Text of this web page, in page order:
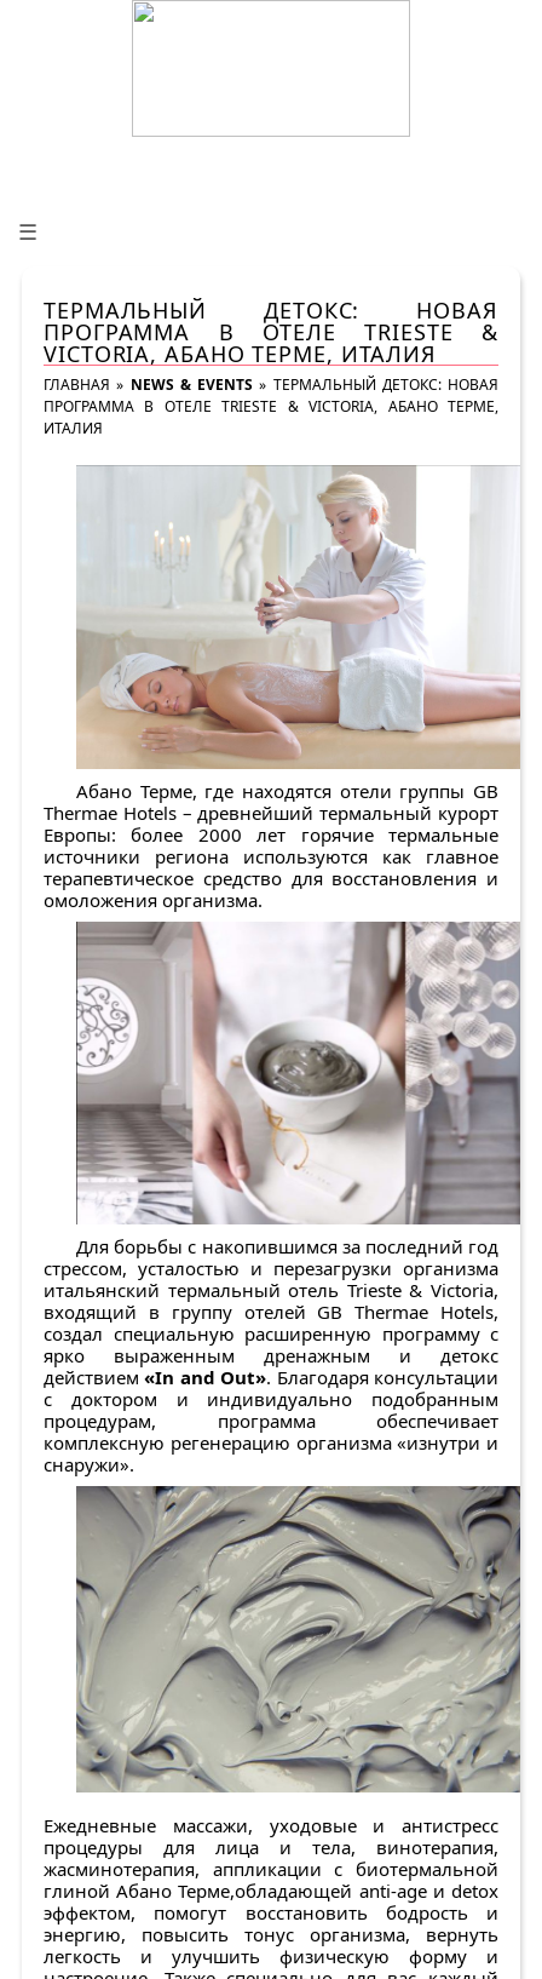
☰
ТЕРМАЛЬНЫЙ ДЕТОКС: НОВАЯ
ПРОГРАММА В ОТЕЛЕ TRIESTE &
VICTORIA, АБАНО ТЕРМЕ, ИТАЛИЯ
ГЛАВНАЯ » NEWS & EVENTS » ТЕРМАЛЬНЫЙ ДЕТОКС: НОВАЯ
ПРОГРАММА В ОТЕЛЕ TRIESTE & VICTORIA, АБАНО ТЕРМЕ,
ИТАЛИЯ
Абано Терме, где находятся отели группы GB
Thermae Hotels – древнейший термальный курорт
Европы: более 2000 лет горячие термальные
источники региона используются как главное
терапевтическое средство для восстановления и
омоложения организма.
Для борьбы с накопившимся за последний год
стрессом, усталостью и перезагрузки организма
итальянский термальный отель Trieste & Victoria,
входящий в группу отелей GB Thermae Hotels,
создал специальную расширенную программу с
ярко выраженным дренажным и детокс
действием«In and Out». Благодаря консультации
с доктором и индивидуально подобранным
процедурам, программа обеспечивает
комплексную регенерацию организма «изнутри и
снаружи».
Ежедневные массажи, уходовые и антистресс
процедуры для лица и тела, винотерапия,
жасминотерапия, аппликации с биотермальной
глиной Абано Терме,обладающей anti-age и detox
эффектом, помогут восстановить бодрость и
энергию, повысить тонус организма, вернуть
легкость и улучшить физическую форму и